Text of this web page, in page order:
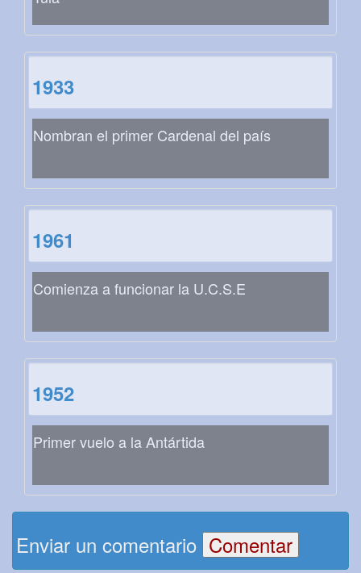
1933
Nombran el primer Cardenal del país
1961
Comienza a funcionar la U.C.S.E
1952
Primer vuelo a la Antártida
Enviar un comentario